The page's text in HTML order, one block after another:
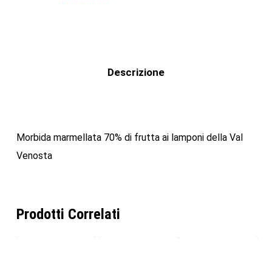
Descrizione
Morbida marmellata 70% di frutta ai lamponi della Val
Venosta
Prodotti Correlati